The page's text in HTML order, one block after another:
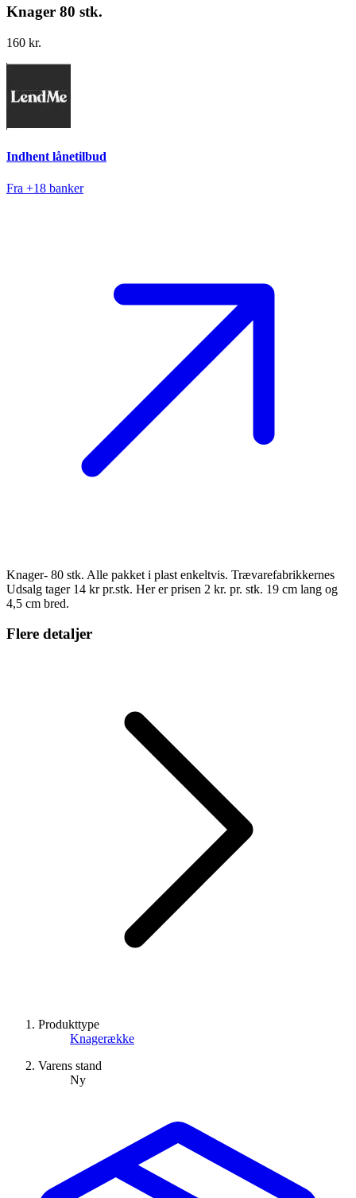
Knager 80 stk.
160 kr.
Indhent lånetilbud
Fra +18 banker
Knager- 80 stk. Alle pakket i plast enkeltvis. Trævarefabrikkernes
Udsalg tager 14 kr pr.stk. Her er prisen 2 kr. pr. stk. 19 cm lang og
4,5 cm bred.
Flere detaljer
Produkttype
Knagerække
Varens stand
Ny